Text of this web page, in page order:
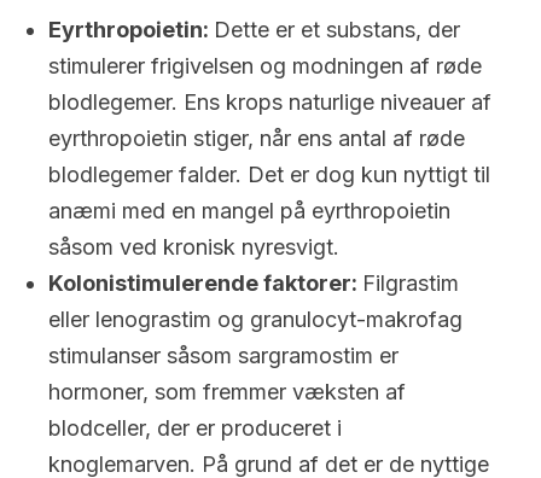
Eyrthropoietin: Dette er et substans, der
stimulerer frigivelsen og modningen af røde
blodlegemer. Ens krops naturlige niveauer af
eyrthropoietin stiger, når ens antal af røde
blodlegemer falder. Det er dog kun nyttigt til
anæmi med en mangel på eyrthropoietin
såsom ved kronisk nyresvigt.
Kolonistimulerende faktorer: Filgrastim
eller lenograstim og granulocyt-makrofag
stimulanser såsom sargramostim er
hormoner, som fremmer væksten af
blodceller, der er produceret i
knoglemarven. På grund af det er de nyttige